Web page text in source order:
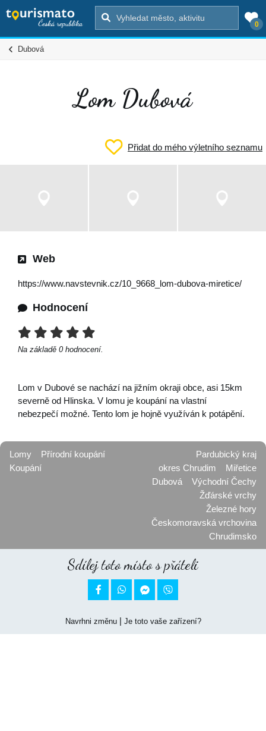
0
Dubová
Lom Dubová
Přidat do mého výletního seznamu
Web
https://www.navstevnik.cz/10_9668_lom-dubova-miretice/
Hodnocení
Na základě 0 hodnocení.
Lom v Dubové se nachází na jižním okraji obce, asi 15km
severně od Hlinska. V lomu je koupání na vlastní
nebezpečí možné. Tento lom je hojně využíván k potápění.
Lomy
Přírodní koupání
Koupání
Pardubický kraj
okres Chrudim
Miřetice
Dubová
Východní Čechy
Žďárské vrchy
Železné hory
Českomoravská vrchovina
Chrudimsko
Sdílej toto místo s přáteli
 
Navrhni změnu| Je toto vaše zařízení?